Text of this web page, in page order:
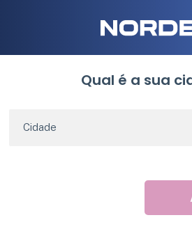
Qual é a sua
Cidade